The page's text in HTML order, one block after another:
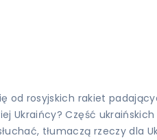
od rosyjskich rakiet
Ukraińcy? Część
tłumaczą rzeczy dla